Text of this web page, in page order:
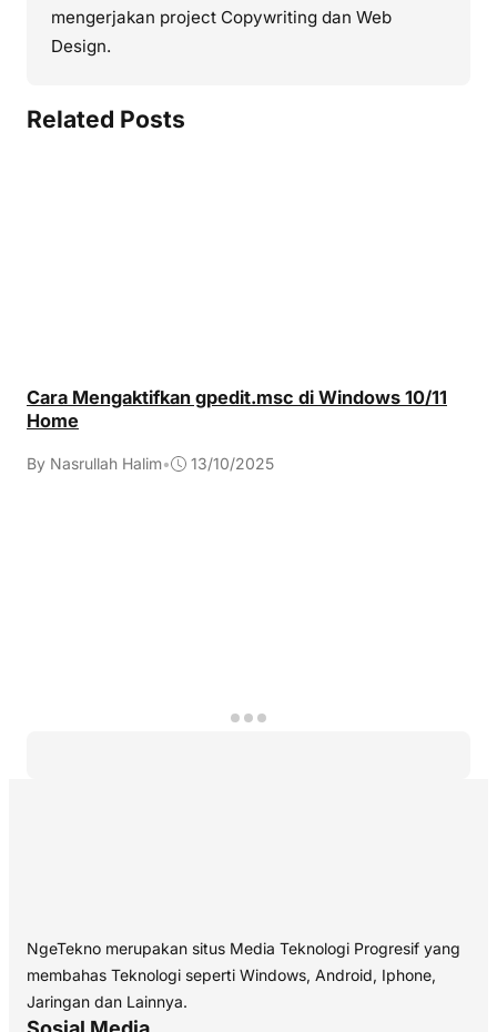
mengerjakan project Copywriting dan Web
Design.
Related Posts
Cara Mengaktifkan gpedit.msc di Windows 10/11
Home
By Nasrullah Halim• 13/10/2025
NgeTekno merupakan situs Media Teknologi Progresif yang
membahas Teknologi seperti Windows, Android, Iphone,
Jaringan dan Lainnya.